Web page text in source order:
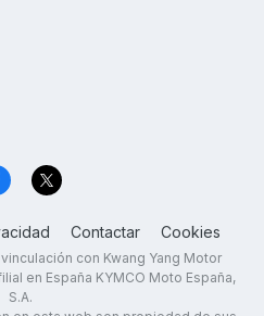
Contactar Cookies
con Kwang Yang Motor
en España KYMCO Moto España,
S.A.